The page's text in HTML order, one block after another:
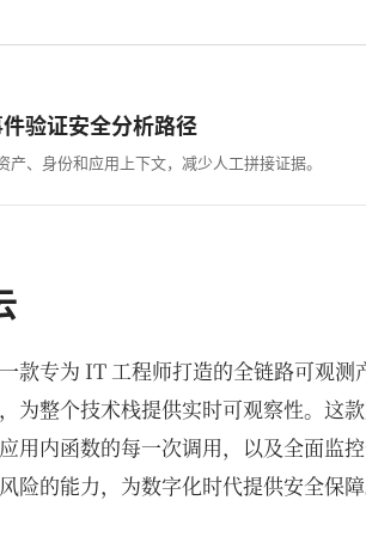
验证安全分析路径
产、身份和应用上下文，减少人工拼接证据。
款专为 IT 工程师打造的全链路可观
为整个技术栈提供实时可观察性。这
用内函数的每一次调用，以及全面监
险的能力，为数字化时代提供安全保障